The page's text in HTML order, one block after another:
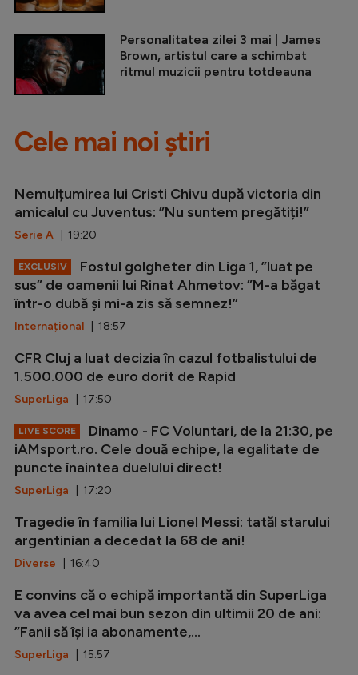
Personalitatea zilei 3 mai | James
Brown, artistul care a schimbat
ritmul muzicii pentru totdeauna
Cele mai noi știri
Nemulțumirea lui Cristi Chivu după victoria din
amicalul cu Juventus: ”Nu suntem pregătiți!”
Serie A | 19:20
EXCLUSIV
Fostul golgheter din Liga 1, ”luat pe
sus” de oamenii lui Rinat Ahmetov: ”M-a băgat
într-o dubă și mi-a zis să semnez!”
Internațional | 18:57
CFR Cluj a luat decizia în cazul fotbalistului de
1.500.000 de euro dorit de Rapid
SuperLiga | 17:50
LIVE SCORE
Dinamo - FC Voluntari, de la 21:30, pe
iAMsport.ro. Cele două echipe, la egalitate de
puncte înaintea duelului direct!
SuperLiga | 17:20
Tragedie în familia lui Lionel Messi: tatăl starului
argentinian a decedat la 68 de ani!
Diverse | 16:40
E convins că o echipă importantă din SuperLiga
va avea cel mai bun sezon din ultimii 20 de ani:
”Fanii să își ia abonamente,...
SuperLiga | 15:57